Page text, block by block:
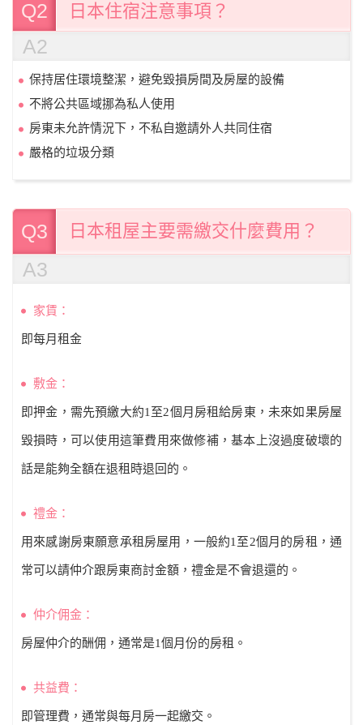
Q2 日本住宿注意事項？
A2
保持居住環境整潔，避免毀損房間及房屋的設備
不將公共區域挪為私人使用
房東未允許情況下，不私自邀請外人共同住宿
嚴格的垃圾分類
Q3 日本租屋主要需繳交什麼費用？
A3
家賃：
即每月租金
敷金：
即押金，需先預繳大約1至2個月房租給房東，未來如果房屋
毀損時，可以使用這筆費用來做修補，基本上沒過度破壞的
話是能夠全額在退租時退回的。
禮金：
用來感謝房東願意承租房屋用，一般約1至2個月的房租，通
常可以請仲介跟房東商討金額，禮金是不會退還的。
仲介佣金：
房屋仲介的酬佣，通常是1個月份的房租。
共益費：
即管理費，通常與每月房一起繳交。